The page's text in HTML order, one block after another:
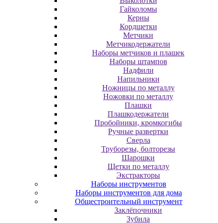
Гайколомы
Керны
Кордщетки
Метчики
Метчикодержатели
Наборы метчиков и плашек
Наборы штампов
Надфили
Напильники
Ножницы по металлу
Ножовки по металлу
Плашки
Плашкодержатели
Пробойники, кромкогибы
Ручные развертки
Сверла
Труборезы, болторезы
Шарошки
Щетки по металлу
Экcтpaктopы
Наборы инструментов
Наборы инструментов для дома
Общестроительный инструмент
Заклёпочники
Зубила